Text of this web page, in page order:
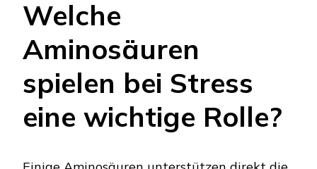
Welche
Aminosäuren
spielen bei Stress
eine wichtige Rolle?